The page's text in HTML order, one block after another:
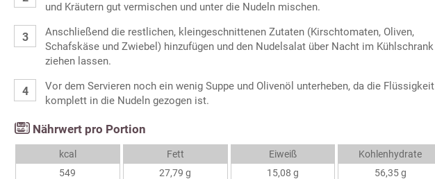
und Kräutern gut vermischen und unter die Nudeln mischen.
Anschließend die restlichen, kleingeschnittenen Zutaten (Kirschtomaten, Oliven,
Schafskäse und Zwiebel) hinzufügen und den Nudelsalat über Nacht im Kühlschrank
ziehen lassen.
Vor dem Servieren noch ein wenig Suppe und Olivenöl unterheben, da die Flüssigkeit
komplett in die Nudeln gezogen ist.
Nährwert pro Portion
kcal
549
Fett
27,79 g
Eiweiß
15,08 g
Kohlenhydrate
56,35 g